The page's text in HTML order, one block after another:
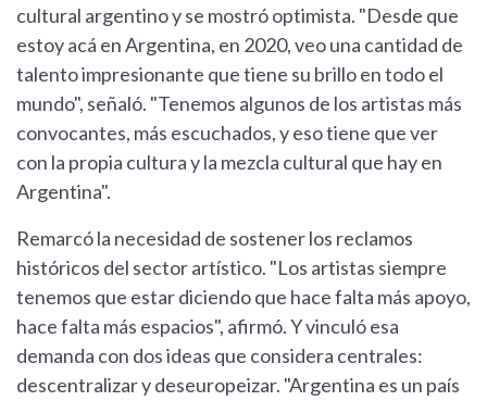
cultural argentino y se mostró optimista. "Desde que
estoy acá en Argentina, en 2020, veo una cantidad de
talento impresionante que tiene su brillo en todo el
mundo", señaló. "Tenemos algunos de los artistas más
convocantes, más escuchados, y eso tiene que ver
con la propia cultura y la mezcla cultural que hay en
Argentina".
Remarcó la necesidad de sostener los reclamos
históricos del sector artístico. "Los artistas siempre
tenemos que estar diciendo que hace falta más apoyo,
hace falta más espacios", afirmó. Y vinculó esa
demanda con dos ideas que considera centrales:
descentralizar y deseuropeizar. "Argentina es un país